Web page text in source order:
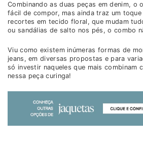
Combinando as duas peças em denim, o
fácil de compor, mas ainda traz um
recortes em tecido floral, que mudam
ou sandálias de salto nos pés, o combo
Viu como existem inúmeras formas de
jeans, em diversas propostas e para
só investir naqueles que mais combinam
nessa peça curinga!